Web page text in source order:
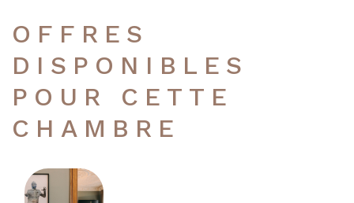
OFFRES
DISPONIBLES
POUR CETTE
CHAMBRE